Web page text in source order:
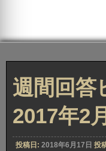
週間回
2017年
投稿日: 2018年6月17日 投